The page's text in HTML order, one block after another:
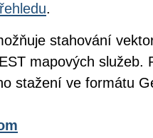
.
stahování
mapových služeb.
stažení ve formátu